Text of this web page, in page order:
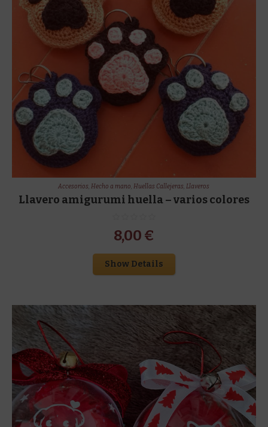
Accesorios,Hecho a mano,Huellas Callejeras,Llaveros
Llavero amigurumi huella – varios colores
8,00 €
Show Details